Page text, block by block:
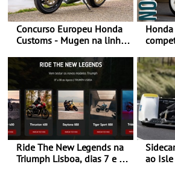
Concurso Europeu Honda
Customs - Mugen na linha
ganhar
Honda
Ride The New Legends na
Triumph Lisboa, dias 7 e 8
ao Isle